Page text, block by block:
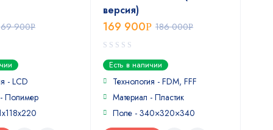
69 900Р
- LCD
Полимер
версия)
186 000Р
169 900Р
0
out
of
Есть в наличии
Технология - FDM, FFF
Материал - Пластик
Поле - 340×320×340